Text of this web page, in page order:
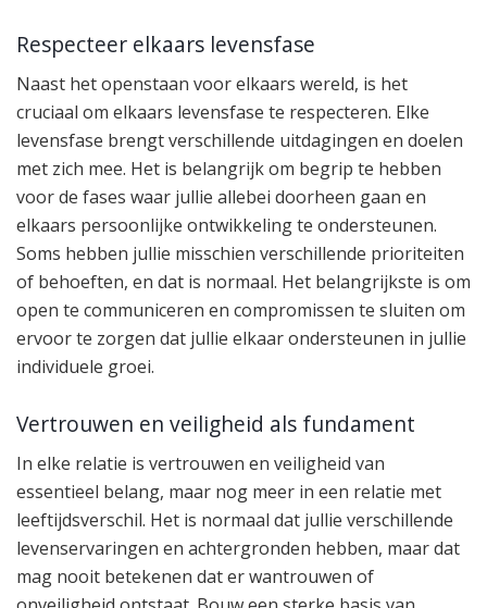
Respecteer elkaars levensfase
Naast het openstaan voor elkaars wereld, is het
cruciaal om elkaars levensfase te respecteren. Elke
levensfase brengt verschillende uitdagingen en doelen
met zich mee. Het is belangrijk om begrip te hebben
voor de fases waar jullie allebei doorheen gaan en
elkaars persoonlijke ontwikkeling te ondersteunen.
Soms hebben jullie misschien verschillende prioriteiten
of behoeften, en dat is normaal. Het belangrijkste is om
open te communiceren en compromissen te sluiten om
ervoor te zorgen dat jullie elkaar ondersteunen in jullie
individuele groei.
Vertrouwen en veiligheid als fundament
In elke relatie is vertrouwen en veiligheid van
essentieel belang, maar nog meer in een relatie met
leeftijdsverschil. Het is normaal dat jullie verschillende
levenservaringen en achtergronden hebben, maar dat
mag nooit betekenen dat er wantrouwen of